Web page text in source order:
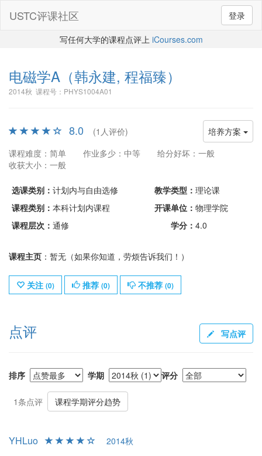
登录
USTC评课社区
写任何大学的课程点评上 iCourses.com
电磁学A （韩永建, 程福臻）
2014秋 课程号：PHYS1004A01
培养方案
8.0
(1人评价)
课程难度：简单
作业多少：中等
给分好坏：一般
收获大小：一般
选课类别： 计划内与自由选修 教学类型： 理论课
课程类别： 本科计划内课程 开课单位： 物理学院
课程层次： 通修 学分： 4.0
课程主页 ：暂无（如果你知道，劳烦告诉我们！）
关注 (0) 推荐 (0) 不推荐 (0)
点评 写点评
排序 学期 评分
1条点评 课程学期评分趋势
YHLuo
2014秋